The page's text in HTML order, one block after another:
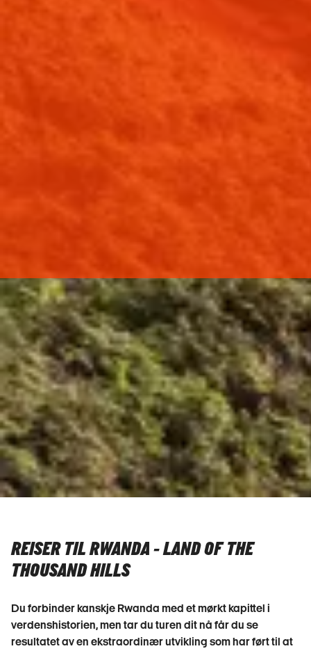
REISER TIL RWANDA - LAND OF THE
THOUSAND HILLS
Du forbinder kanskje Rwanda med et mørkt kapittel i
verdenshistorien, men tar du turen dit nå får du se
resultatet av en ekstraordinær utvikling som har ført til at